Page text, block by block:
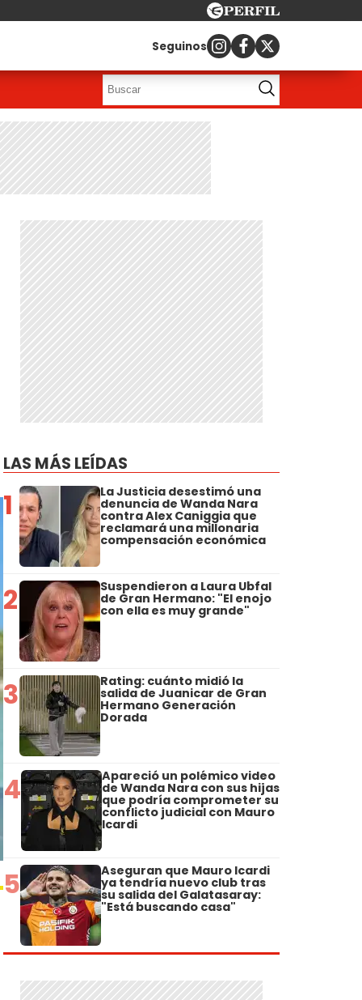
Seguinos
LAS MÁS LEÍDAS
1 La Justicia desestimó una
denuncia de Wanda Nara
contra Alex Caniggia que
reclamará una millonaria
compensación económica
2 Suspendieron a Laura Ubfal
de Gran Hermano: "El enojo
con ella es muy grande"
3 Rating: cuánto midió la
salida de Juanicar de Gran
Hermano Generación
Dorada
4 Apareció un polémico video
de Wanda Nara con sus hijas
que podría comprometer su
conflicto judicial con Mauro
Icardi
5 Aseguran que Mauro Icardi
ya tendría nuevo club tras
su salida del Galatasaray:
"Está buscando casa"